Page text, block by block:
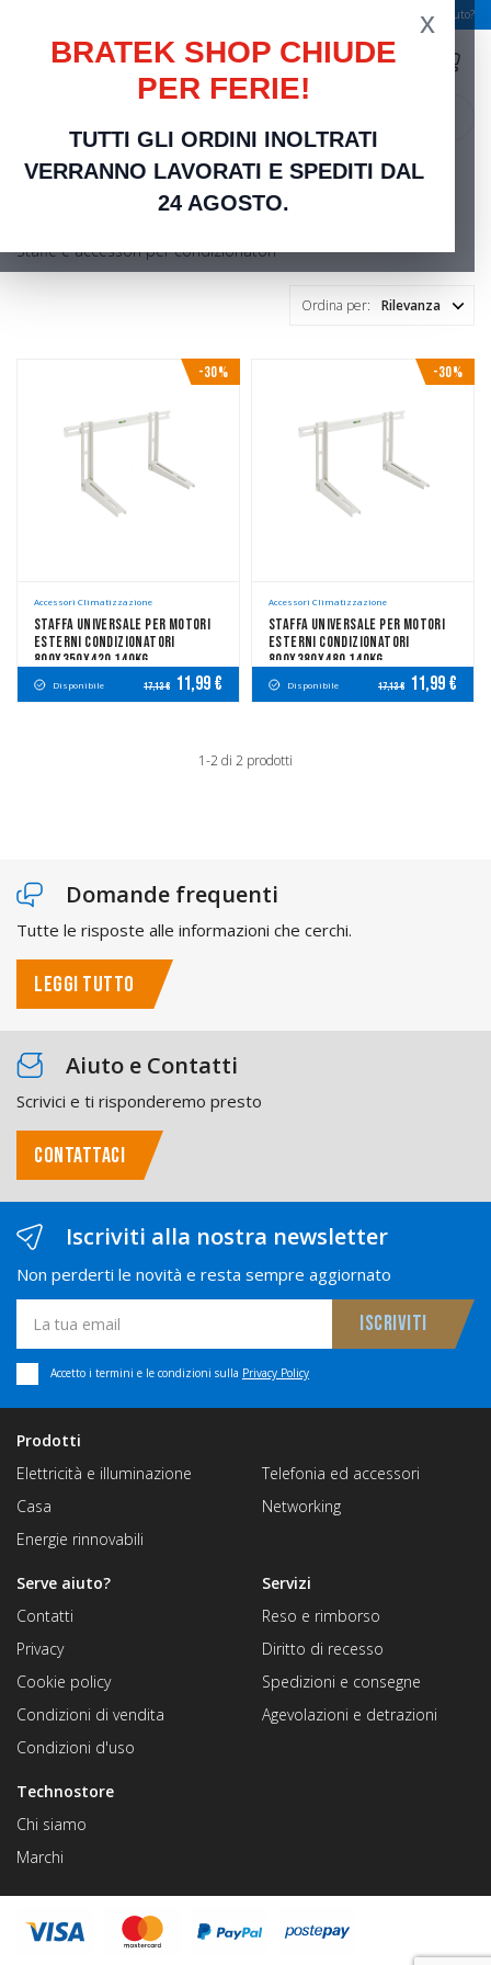
Serve aiuto?
x
BRATEK SHOP CHIUDE
PER FERIE!
TUTTI GLI ORDINI INOLTRATI
VERRANNO LAVORATI E SPEDITI DAL
24 AGOSTO.
Home Climatizzazione e Riscaldamento Accessori Climatizzazione
Accessori Climatizzazione
Staffe e accessori per condizionatori
Ordina per: Rilevanza
Accessori Climatizzazione
Staffa Universale Per Motori
Esterni Condizionatori
800x350x420 140kg
Disponibile 17,13 €
-30%
11,99 €
Accessori Climatizzazione
Staffa Universale Per Motori
Esterni Condizionatori
800x380x480 140kg
Disponibile 17,13 €
-30%
11,99 €
1-2 di 2 prodotti
Domande frequenti
Tutte le risposte alle informazioni che cerchi.
LEGGI TUTTO
Aiuto e Contatti
Scrivici e ti risponderemo presto
CONTATTACI
Iscriviti alla nostra newsletter
Non perderti le novità e resta sempre aggiornato
Accetto i termini e le condizioni sulla Privacy Policy
Prodotti
Elettricità e illuminazione
Casa
Energie rinnovabili
Telefonia ed accessori
Networking
Technostore
Chi siamo
Marchi
Servizi
Reso e rimborso
Diritto di recesso
Spedizioni e consegne
Agevolazioni e detrazioni
Serve aiuto?
Contatti
Privacy
Cookie policy
Condizioni di vendita
Condizioni d'uso